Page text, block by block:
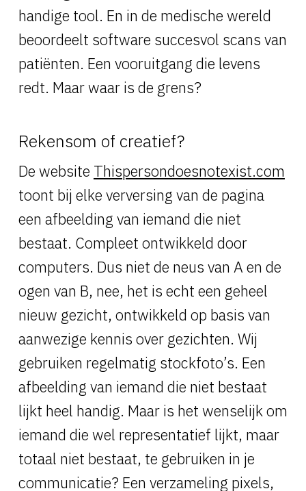
handige tool. En in de medische wereld
beoordeelt software succesvol scans van
patiënten. Een vooruitgang die levens
redt. Maar waar is de grens?
Rekensom of creatief?
De website Thispersondoesnotexist.com
toont bij elke verversing van de pagina
een afbeelding van iemand die niet
bestaat. Compleet ontwikkeld door
computers. Dus niet de neus van A en de
ogen van B, nee, het is echt een geheel
nieuw gezicht, ontwikkeld op basis van
aanwezige kennis over gezichten. Wij
gebruiken regelmatig stockfoto’s. Een
afbeelding van iemand die niet bestaat
lijkt heel handig. Maar is het wenselijk om
iemand die wel representatief lijkt, maar
totaal niet bestaat, te gebruiken in je
communicatie? Een verzameling pixels,